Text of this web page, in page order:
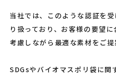
当社では、このような認証を
り扱っており、お客様の要望
考慮しながら最適な素材をご提
SDGsやバイオマスポリ袋に関